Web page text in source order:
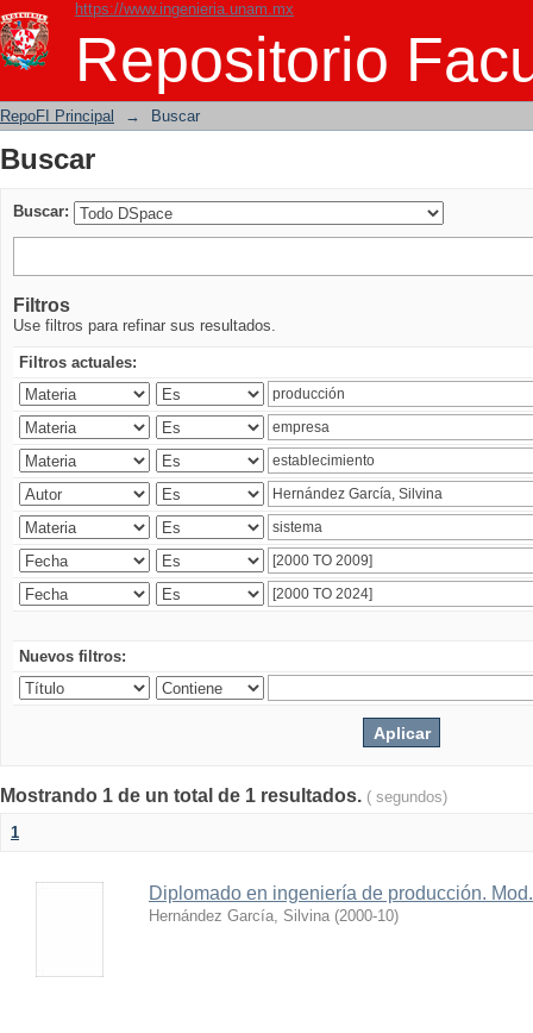
https://www.ingenieria.unam.mx
Repositorio
Buscar
RepoFI Principal → Buscar
Buscar
Buscar:
Filtros
Use filtros para refinar sus resultados.
Filtros actuales:
Nuevos filtros:
Mostrando 1 de un total de 1 resultados. ( segundos)
1
Diplomado en ingeniería de producción.
Hernández García, Silvina (2000-10)